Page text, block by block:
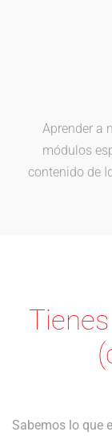
Aprender a
módulos
contenido de
Sabemos lo que